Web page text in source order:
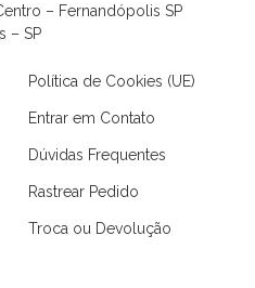
– Fernandópolis SP
– SP
Política de Cookies (UE)
Entrar em Contato
Dúvidas Frequentes
Rastrear Pedido
Troca ou Devolução